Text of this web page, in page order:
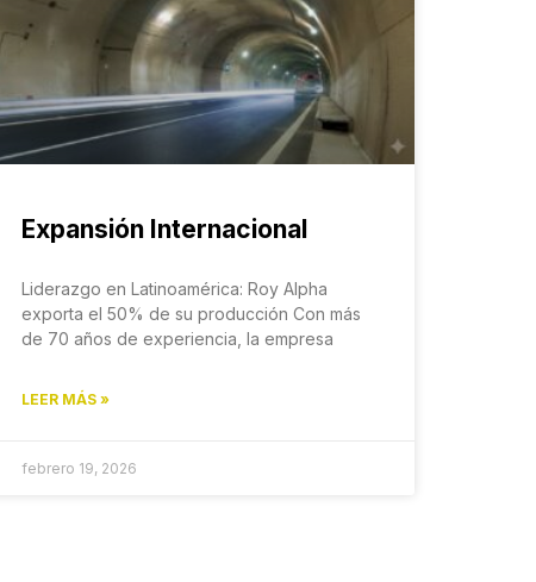
Expansión Internacional
Liderazgo en Latinoamérica: Roy Alpha
exporta el 50% de su producción Con más
de 70 años de experiencia, la empresa
LEER MÁS »
febrero 19, 2026